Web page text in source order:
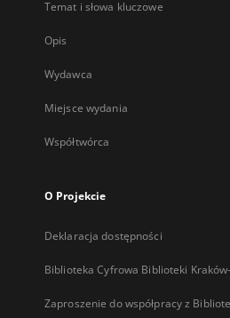
Temat i słowa kluczowe
Opis
Wydawca
Miejsce wydania
Współtwórca
O Projekcie
Deklaracja dostępności
Biblioteka Cyfrowa Biblioteki
Zaproszenie do współpracy z